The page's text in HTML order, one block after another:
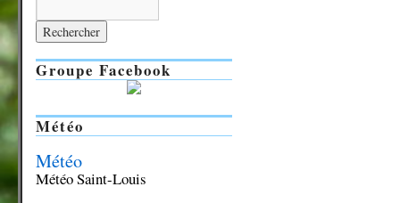
Groupe Facebook
Météo
Météo
Météo Saint-Louis